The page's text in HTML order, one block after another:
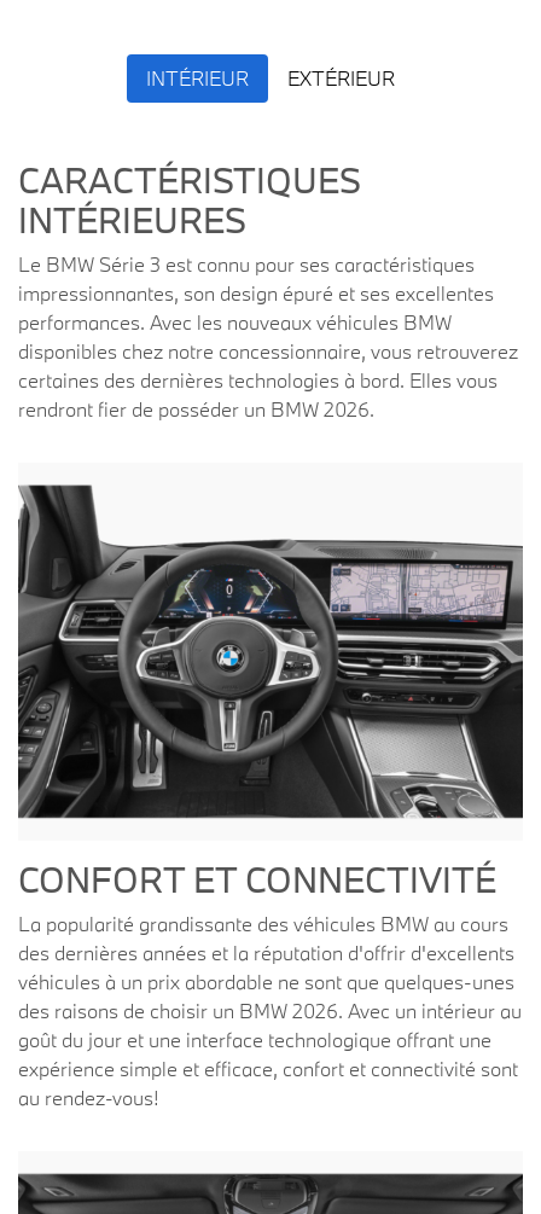
INTÉRIEUR EXTÉRIEUR
CARACTÉRISTIQUES
INTÉRIEURES
Le BMW Série 3 est connu pour ses caractéristiques
impressionnantes, son design épuré et ses excellentes
performances. Avec les nouveaux véhicules BMW
disponibles chez notre concessionnaire, vous retrouverez
certaines des dernières technologies à bord. Elles vous
rendront fier de posséder un BMW 2026.
CONFORT ET CONNECTIVITÉ
La popularité grandissante des véhicules BMW au cours
des dernières années et la réputation d'offrir d'excellents
véhicules à un prix abordable ne sont que quelques-unes
des raisons de choisir un BMW 2026. Avec un intérieur au
goût du jour et une interface technologique offrant une
expérience simple et efficace, confort et connectivité sont
au rendez-vous!